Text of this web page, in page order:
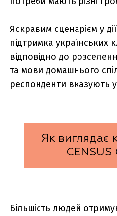
Яскравим сценарієм у
підтримка українських
відповідно до
та мови домашнього
респонденти вказують у
Як виглядає
CENSUS
Більшість людей